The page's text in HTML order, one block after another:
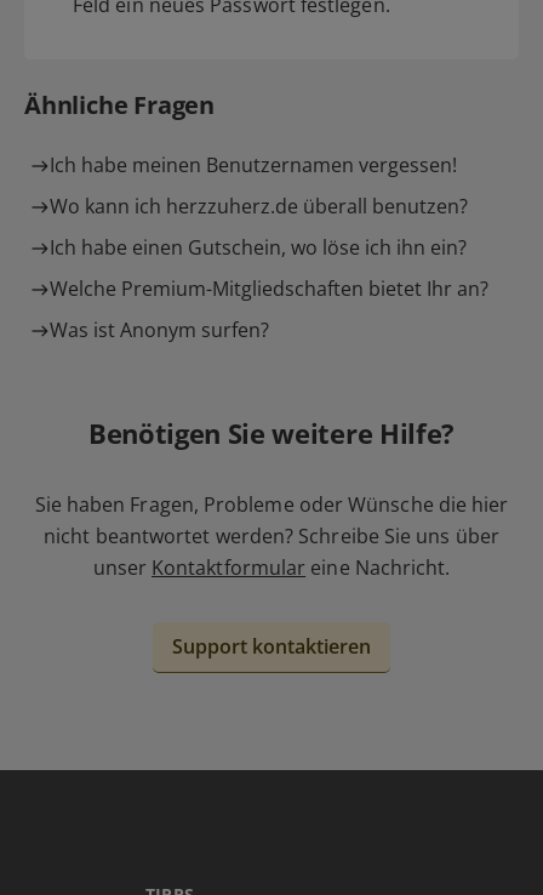
Ähnliche Fragen
Ich habe meinen Benutzernamen vergessen!
Wo kann ich herzzuherz.de überall benutzen?
Ich habe einen Gutschein, wo löse ich ihn ein?
Welche Premium-Mitgliedschaften bietet Ihr an?
Was ist Anonym surfen?
Benötigen Sie weitere Hilfe?
Sie haben Fragen, Probleme oder Wünsche die hier
nicht beantwortet werden? Schreibe Sie uns über
unser Kontaktformular eine Nachricht.
Support kontaktieren